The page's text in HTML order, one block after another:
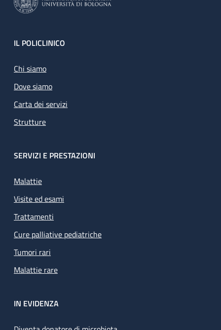
Footer
IL POLICLINICO
Chi siamo
Dove siamo
Carta dei servizi
Strutture
SERVIZI E PRESTAZIONI
Malattie
Visite ed esami
Trattamenti
Cure palliative pediatriche
Tumori rari
Malattie rare
IN EVIDENZA